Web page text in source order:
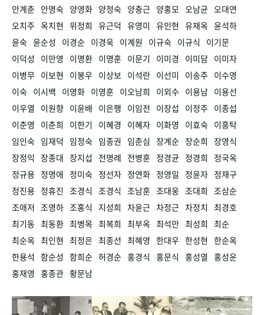
안계춘 안명숙 양영화 양정숙 양충근 양홍모 오남균 오대연
오치주 옥치현 위정희 유근덕 유영미 유인현 유재옥 윤석하
윤숙 윤순성 이경순 이경욱 이계원 이규숙 이규식
이기문
이덕성
이만영 이명환 이명훈 이문기 이미경 이미담 이미자
이병무 이보현 이봉우 이상보 이석란 이선미 이송주 이수영
이숙 이시백 이영화 이영훈 이오남희 이외수 이용남 이용선
이우열
이원향 이윤배 이은행 이임전 이장섭 이정주 이종섭
이춘영
이춘희 이한기 이혜경 이혜자 이화영 이효숙 이흥탁
임인숙 임재덕 임정숙 임종권 임춘심 장계순 장순희 장영식
장정익 장종대 장지섭 전명례 전병훈 정경균 정경희
정국옥
정규용 정명애 정미숙 정선자 정연화 정영일 정윤자 정재구
정진용 정휴진 조경식 조경식 조남훈 조대웅 조대희 조삼순
조애저 조영하 조홍식 지성희 차윤근 차정근 차정치 최경호
최기동 최동환 최병목 최복희 최부옥 최석만 최성희 최순
최순옥 최인현 최정은 최종선 최혜영 한대우 한성현 한순옥
한용석 함순성 함희순 허경순 홍경식 홍문식 홍성열 홍성운
홍재영 홍종관 황문남